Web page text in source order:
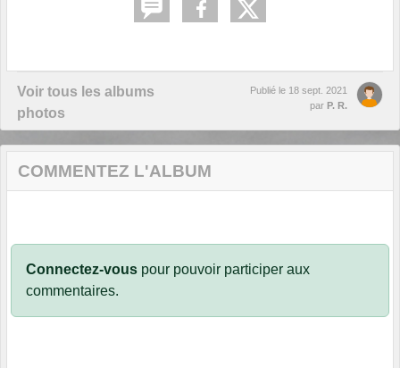
Voir tous les albums
photos
Publié le 18 sept. 2021
par P. R.
COMMENTEZ L'ALBUM
Connectez-vous pour pouvoir participer aux
commentaires.